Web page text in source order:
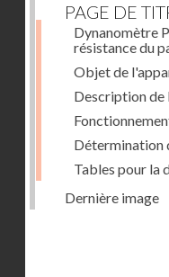
PAGE DE
Dynanomètre
résistance du
Objet de
Description de
Détermination
Tables pour la
Dernière image